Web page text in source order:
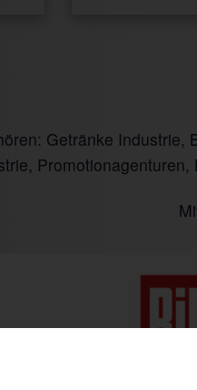
Getränke Industrie,